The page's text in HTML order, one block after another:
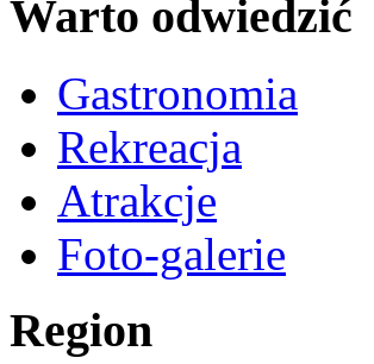
Warto odwiedzić
Gastronomia
Rekreacja
Atrakcje
Foto-galerie
Region